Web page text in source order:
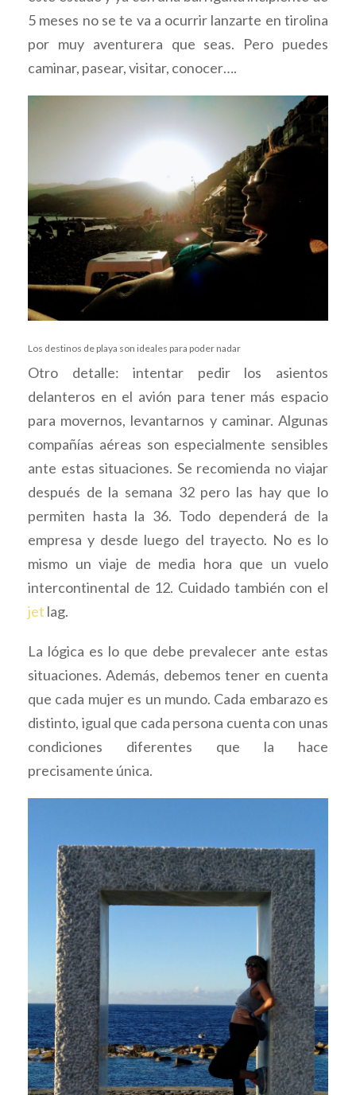
5 meses no se te va a ocurrir lanzarte en tirolina
por muy aventurera que seas. Pero puedes
caminar, pasear, visitar, conocer….
Los destinos de playa son ideales para poder nadar
Otro detalle: intentar pedir los asientos
delanteros en el avión para tener más espacio
para movernos, levantarnos y caminar. Algunas
compañías aéreas son especialmente sensibles
ante estas situaciones. Se recomienda no viajar
después de la semana 32 pero las hay que lo
permiten hasta la 36. Todo dependerá de la
empresa y desde luego del trayecto. No es lo
mismo un viaje de media hora que un vuelo
intercontinental de 12. Cuidado también con el
jet lag.
La lógica es lo que debe prevalecer ante estas
situaciones. Además, debemos tener en cuenta
que cada mujer es un mundo. Cada embarazo es
distinto, igual que cada persona cuenta con unas
condiciones diferentes que la hace
precisamente única.